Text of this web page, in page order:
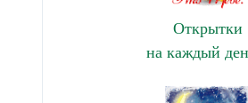
Открытки
на каждый